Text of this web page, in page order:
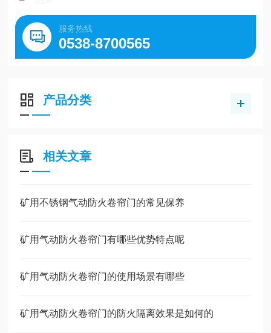
服务热线
0538-8700565
产品分类
相关文章
矿用不锈钢气动防火卷帘门的常见保养
矿用气动防火卷帘门有哪些优势特点呢
矿用气动防火卷帘门的使用场景有哪些
矿用气动防火卷帘门的防火隔离效果是如何的